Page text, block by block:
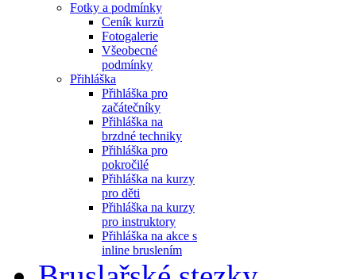
Fotky a podmínky
Ceník kurzů
Fotogalerie
Všeobecné
podmínky
Přihláška
Přihláška pro
začátečníky
Přihláška na
brzdné techniky
Přihláška pro
pokročilé
Přihláška na kurzy
pro děti
Přihláška na kurzy
pro instruktory
Přihláška na akce s
inline bruslením